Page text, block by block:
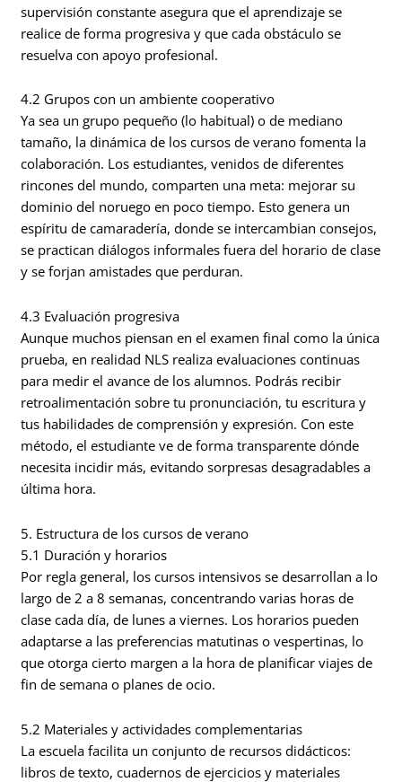
supervisión constante asegura que el aprendizaje se
realice de forma progresiva y que cada obstáculo se
resuelva con apoyo profesional.
4.2 Grupos con un ambiente cooperativo
Ya sea un grupo pequeño (lo habitual) o de mediano
tamaño, la dinámica de los cursos de verano fomenta la
colaboración. Los estudiantes, venidos de diferentes
rincones del mundo, comparten una meta: mejorar su
dominio del noruego en poco tiempo. Esto genera un
espíritu de camaradería, donde se intercambian consejos,
se practican diálogos informales fuera del horario de clase
y se forjan amistades que perduran.
4.3 Evaluación progresiva
Aunque muchos piensan en el examen final como la única
prueba, en realidad NLS realiza evaluaciones continuas
para medir el avance de los alumnos. Podrás recibir
retroalimentación sobre tu pronunciación, tu escritura y
tus habilidades de comprensión y expresión. Con este
método, el estudiante ve de forma transparente dónde
necesita incidir más, evitando sorpresas desagradables a
última hora.
5. Estructura de los cursos de verano
5.1 Duración y horarios
Por regla general, los cursos intensivos se desarrollan a lo
largo de 2 a 8 semanas, concentrando varias horas de
clase cada día, de lunes a viernes. Los horarios pueden
adaptarse a las preferencias matutinas o vespertinas, lo
que otorga cierto margen a la hora de planificar viajes de
fin de semana o planes de ocio.
5.2 Materiales y actividades complementarias
La escuela facilita un conjunto de recursos didácticos:
libros de texto, cuadernos de ejercicios y materiales